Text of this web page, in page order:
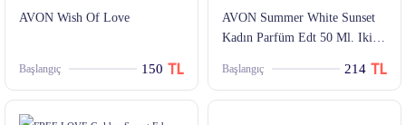
AVON Wish Of Love
Başlangıç 150
AVON Summer White Sunset
Kadın Parfüm Edt 50 Ml. Ikili
Başlangıç 214